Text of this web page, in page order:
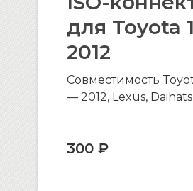
для Toyota
2012
Совместимость
— 2012, Lexus,
300 ₽